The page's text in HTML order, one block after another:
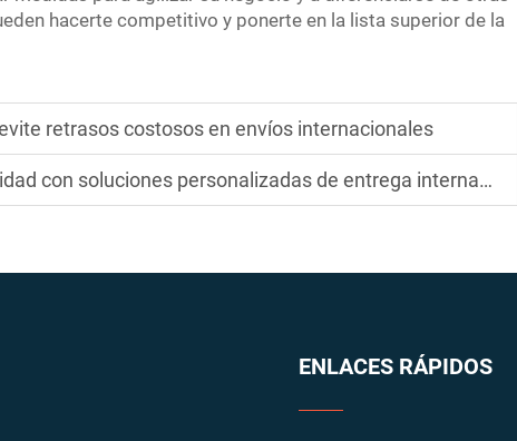
hacerte competitivo y ponerte en la lista superior de la
retrasos costosos en envíos internacionales
con soluciones personalizadas de entrega internacional
ENLACES RÁPIDOS